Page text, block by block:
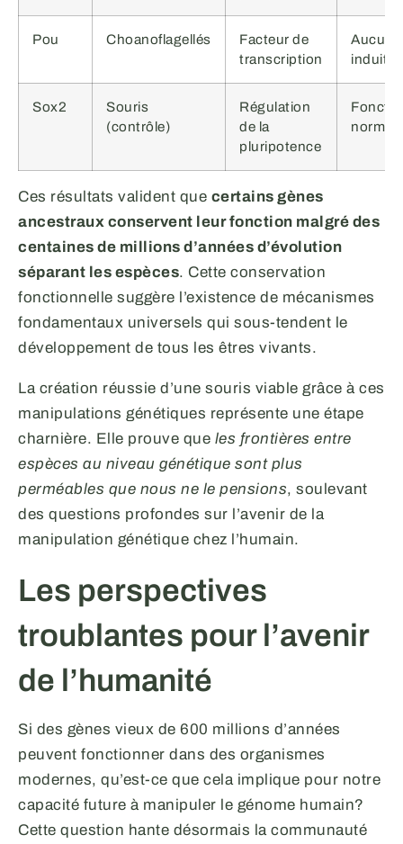
Pou Choanoflagellés
Facteur de
transcription
induite
Sox2
Souris
(contrôle)
Régulation
de la
pluripotence
normal
Ces résultats valident que certains gènes
ancestraux conservent leur fonction malgré des
centaines de millions d’années d’évolution
séparant les espèces. Cette conservation
fonctionnelle suggère l’existence de mécanismes
fondamentaux universels qui sous-tendent le
développement de tous les êtres vivants.
La création réussie d’une souris viable grâce à ces
manipulations génétiques représente une étape
charnière. Elle prouve que les frontières entre
espèces au niveau génétique sont plus
perméables que nous ne le pensions, soulevant
des questions profondes sur l’avenir de la
manipulation génétique chez l’humain.
Les perspectives
troublantes pour l’avenir
de l’humanité
Si des gènes vieux de 600 millions d’années
peuvent fonctionner dans des organismes
modernes, qu’est-ce que cela implique pour notre
capacité future à manipuler le génome humain?
Cette question hante désormais la communauté